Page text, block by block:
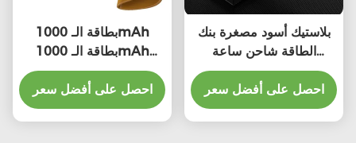
بطاقة الـ 1000mAh
بطاقة الـ 1000mAh
بطاقة الـ Lithium Ion
Type C
احصل على أفضل سعر
بلاستيك أسود مصغرة بنك
الطاقة شاحن ساعة
Iwatch التوافق العالمي مع
بطارية ليثيوم أيون
احصل على أفضل سعر